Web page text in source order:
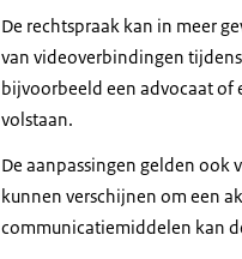
De rechtspraak kan in meer
van videoverbindingen
bijvoorbeeld een advocaat
volstaan.
De aanpassingen gelden ook
kunnen verschijnen om een
communicatiemiddelen kan